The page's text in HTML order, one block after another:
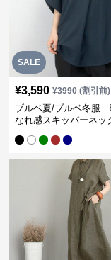
SALE
¥3,590 ¥3990(割引前)
ブルベ夏/ブルベ冬服
なれ感スキッパーネッ